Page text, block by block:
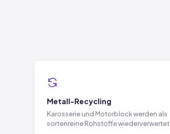
Metall-Recycling
Karosserie und Motorblock werden als
sortenreine Rohstoffe wiederverwertet.